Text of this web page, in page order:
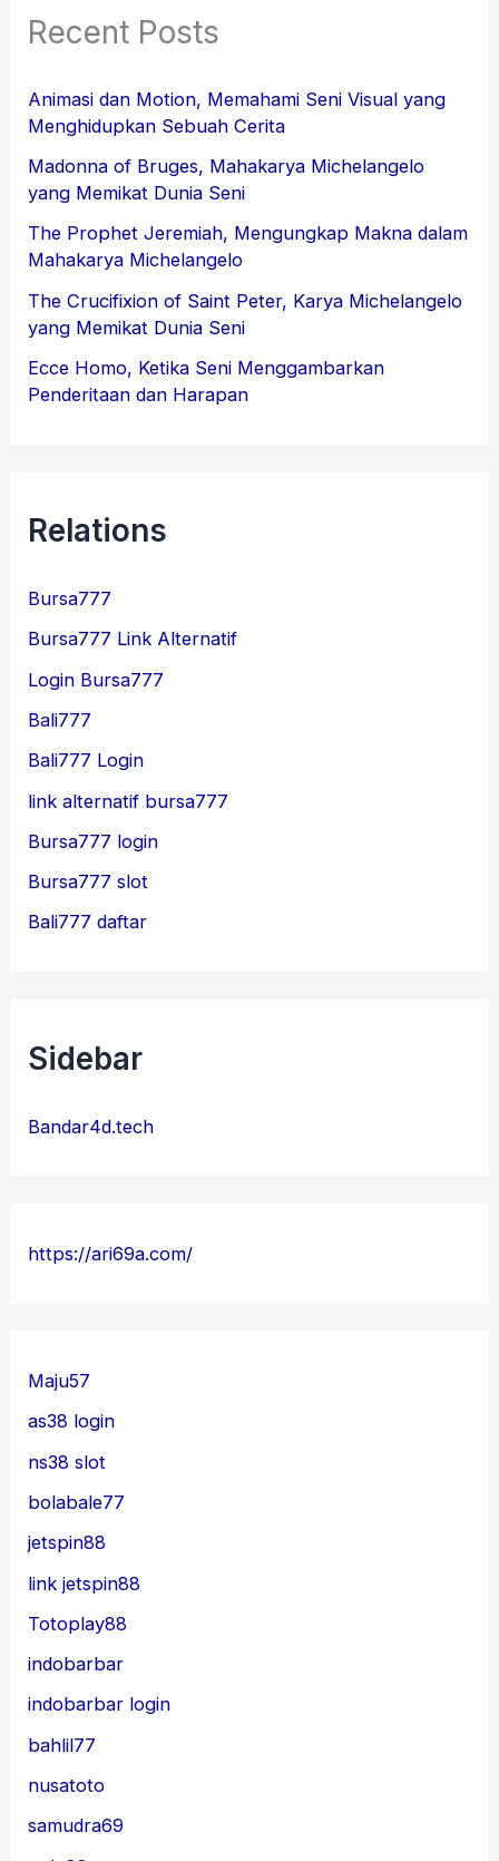
Recent Posts
Animasi dan Motion, Memahami Seni Visual yang
Menghidupkan Sebuah Cerita
Madonna of Bruges, Mahakarya Michelangelo
yang Memikat Dunia Seni
The Prophet Jeremiah, Mengungkap Makna dalam
Mahakarya Michelangelo
The Crucifixion of Saint Peter, Karya Michelangelo
yang Memikat Dunia Seni
Ecce Homo, Ketika Seni Menggambarkan
Penderitaan dan Harapan
Relations
Bursa777
Bursa777 Link Alternatif
Login Bursa777
Bali777
Bali777 Login
link alternatif bursa777
Bursa777 login
Bursa777 slot
Bali777 daftar
Sidebar
Bandar4d.tech
https://ari69a.com/
Maju57
as38 login
ns38 slot
bolabale77
jetspin88
link jetspin88
Totoplay88
indobarbar
indobarbar login
bahlil77
nusatoto
samudra69